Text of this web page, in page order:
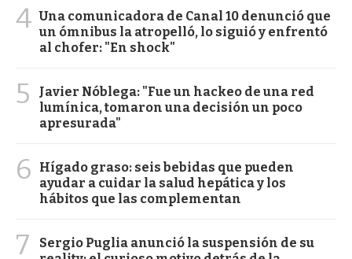
4 Una comunicadora de Canal 10 denunció que
un ómnibus la atropelló, lo siguió y enfrentó
al chofer: "En shock"
5
Javier Nóblega: "Fue un hackeo de una red
lumínica, tomaron una decisión un poco
apresurada"
6
Hígado graso: seis bebidas que pueden
ayudar a cuidar la salud hepática y los
hábitos que las complementan
7
Sergio Puglia anunció la suspensión de su